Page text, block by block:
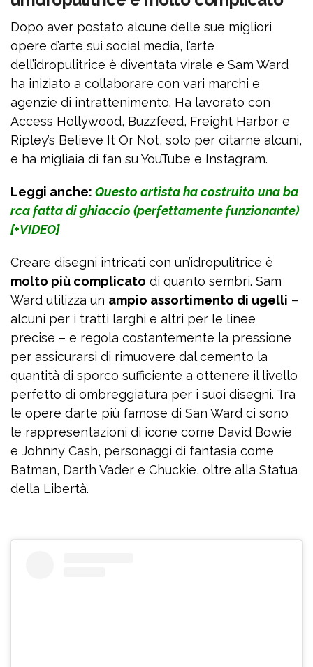
Dopo aver postato alcune delle sue migliori
opere d’arte sui social media, l’arte
dell’idropulitrice è diventata virale e Sam Ward
ha iniziato a collaborare con vari marchi e
agenzie di intrattenimento. Ha lavorato con
Access Hollywood, Buzzfeed, Freight Harbor e
Ripley’s Believe It Or Not, solo per citarne alcuni,
e ha migliaia di fan su YouTube e Instagram.
Leggi anche: Questo artista ha costruito una ba
rca fatta di ghiaccio (perfettamente funzionante)
[+VIDEO]
Creare disegni intricati con un’idropulitrice è
molto più complicato di quanto sembri. Sam
Ward utilizza un ampio assortimento di ugelli –
alcuni per i tratti larghi e altri per le linee
precise – e regola costantemente la pressione
per assicurarsi di rimuovere dal cemento la
quantità di sporco sufficiente a ottenere il livello
perfetto di ombreggiatura per i suoi disegni. Tra
le opere d’arte più famose di San Ward ci sono
le rappresentazioni di icone come David Bowie
e Johnny Cash, personaggi di fantasia come
Batman, Darth Vader e Chuckie, oltre alla Statua
della Libertà.